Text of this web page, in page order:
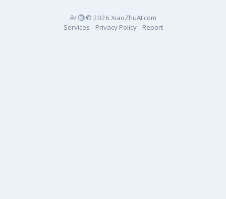
© 2026 XiaoZhuAI.com
Services
Privacy Policy Report